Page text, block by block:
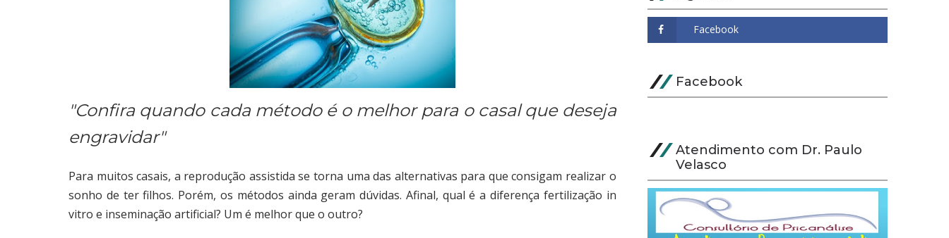
"Confira quando cada método é o melhor para o casal que deseja
engravidar"
Para muitos casais, a reprodução assistida se torna uma das alternativas para que consigam realizar o
sonho de ter filhos. Porém, os métodos ainda geram dúvidas. Afinal, qual é a diferença fertilização in
vitro e inseminação artificial? Um é melhor que o outro?
Facebook
Atendimento com Dr. Paulo
Velasco